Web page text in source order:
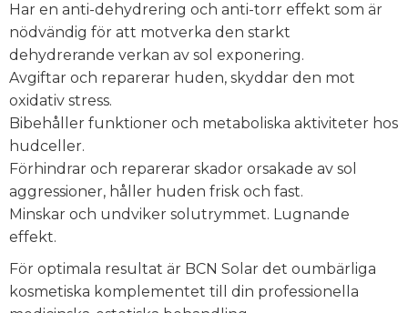
Har en anti-dehydrering och anti-torr effekt som är
nödvändig för att motverka den starkt
dehydrerande verkan av sol exponering.
Avgiftar och reparerar huden, skyddar den mot
oxidativ stress.
Bibehåller funktioner och metaboliska aktiviteter hos
hudceller.
Förhindrar och reparerar skador orsakade av sol
aggressioner, håller huden frisk och fast.
Minskar och undviker solutrymmet. Lugnande
effekt.
För optimala resultat är BCN Solar det oumbärliga
kosmetiska komplementet till din professionella